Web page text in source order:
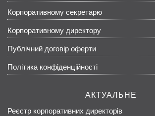
Корпоративному секретарю
Корпоративному директору
Публічний договір оферти
Політика конфіденційності
АКТУАЛЬНЕ
Реєстр корпоративних директорів